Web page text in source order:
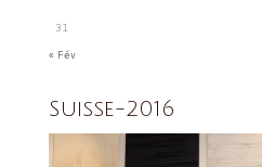
31
« Fév
Suisse-2016